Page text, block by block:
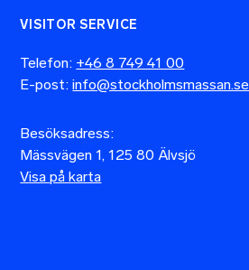
VISITOR SERVICE
Telefon: +46 8 749 41 00
E-post:info@stockholmsmassan.se
Besöksadress:
Mässvägen 1, 125 80 Älvsjö
Visa på karta